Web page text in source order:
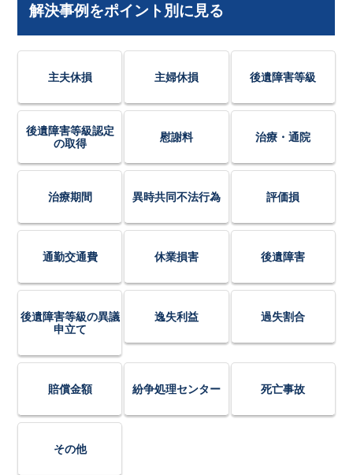
解決事例をポイント別に見る
主夫休損 主婦休損 後遺障害等級
後遺障害等級認定
の取得
慰謝料 治療・通院
治療期間 異時共同不法行為 評価損
通勤交通費 休業損害 後遺障害
後遺障害等級の異議
申立て
逸失利益 過失割合
賠償金額 紛争処理センター 死亡事故
その他